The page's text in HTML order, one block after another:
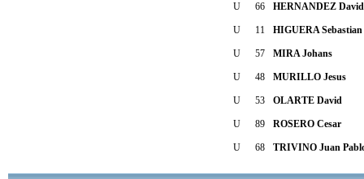
U 66 HERNANDEZ David
U 11 HIGUERA Sebastian
U 57 MIRA Johans
U 48 MURILLO Jesus
U 53 OLARTE David
U 89 ROSERO Cesar
U 68 TRIVINO Juan